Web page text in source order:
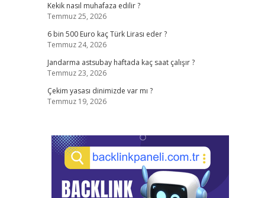
Kekik nasıl muhafaza edilir ?
Temmuz 25, 2026
6 bin 500 Euro kaç Türk Lirası eder ?
Temmuz 24, 2026
Jandarma astsubay haftada kaç saat çalışır ?
Temmuz 23, 2026
Çekim yasası dinimizde var mı ?
Temmuz 19, 2026